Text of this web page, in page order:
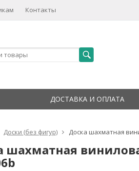
Контакты
ДОСТАВКА И ОПЛАТА
Доски (без фигур) Доска шахматная
шахматная